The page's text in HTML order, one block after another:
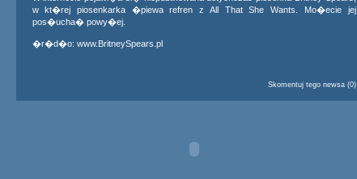
w kt�rej piosenkarka �piewa refren z All That She Wants. Mo�ecie jej
pos�ucha� powy�ej.
�r�d�o: www.BritneySpears.pl
Skomentuj tego newsa (0)